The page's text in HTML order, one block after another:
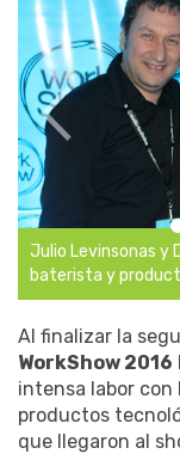
Julio Levinsonas y
baterista y
Al finalizar la
WorkShow 2016
intensa labor con
productos
que llegaron al